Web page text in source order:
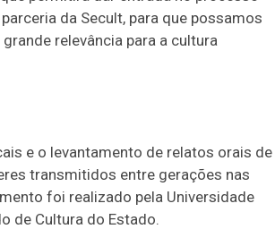
da Secult, para que possamos
relevância para a cultura
e o levantamento de relatos orais de
transmitidos entre gerações nas
foi realizado pela Universidade
de Cultura do Estado.